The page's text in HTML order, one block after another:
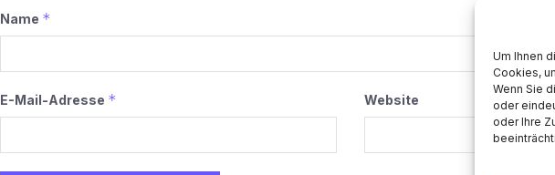
Um Ihnen
Cookies,
Wenn Sie
oder
oder Ihre
Name *
E-Mail-Adresse * Website